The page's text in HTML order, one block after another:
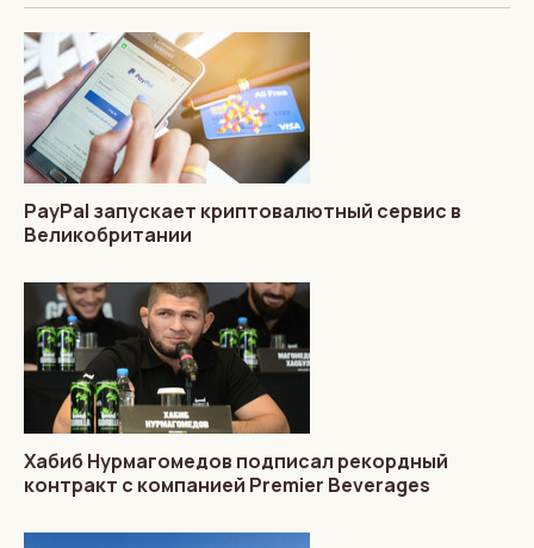
PayPal запускает криптовалютный сервис в
Великобритании
Хабиб Нурмагомедов подписал рекордный
контракт с компанией Premier Beverages